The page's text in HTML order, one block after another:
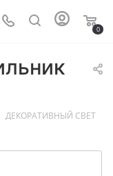
0
ДЕКОРАТИВНЫЙ СВЕТ